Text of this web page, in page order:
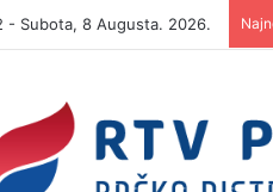
- Subota, 8 Augusta. 2026.